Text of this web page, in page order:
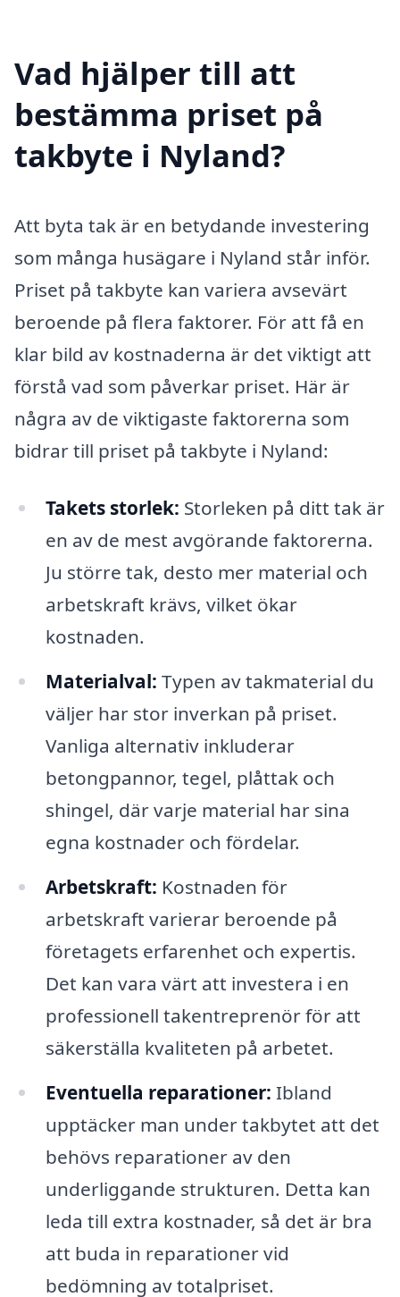
Vad hjälper till att
bestämma priset på
takbyte i Nyland?
Att byta tak är en betydande investering
som många husägare i Nyland står inför.
Priset på takbyte kan variera avsevärt
beroende på flera faktorer. För att få en
klar bild av kostnaderna är det viktigt att
förstå vad som påverkar priset. Här är
några av de viktigaste faktorerna som
bidrar till priset på takbyte i Nyland:
Takets storlek: Storleken på ditt tak är
en av de mest avgörande faktorerna.
Ju större tak, desto mer material och
arbetskraft krävs, vilket ökar
kostnaden.
Materialval: Typen av takmaterial du
väljer har stor inverkan på priset.
Vanliga alternativ inkluderar
betongpannor, tegel, plåttak och
shingel, där varje material har sina
egna kostnader och fördelar.
Arbetskraft: Kostnaden för
arbetskraft varierar beroende på
företagets erfarenhet och expertis.
Det kan vara värt att investera i en
professionell takentreprenör för att
säkerställa kvaliteten på arbetet.
Eventuella reparationer: Ibland
upptäcker man under takbytet att det
behövs reparationer av den
underliggande strukturen. Detta kan
leda till extra kostnader, så det är bra
att buda in reparationer vid
bedömning av totalpriset.